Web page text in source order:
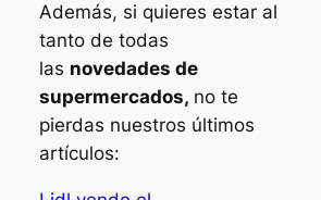
Además, si quieres estar al
tanto de todas
las novedades de
supermercados, no te
pierdas nuestros últimos
artículos: